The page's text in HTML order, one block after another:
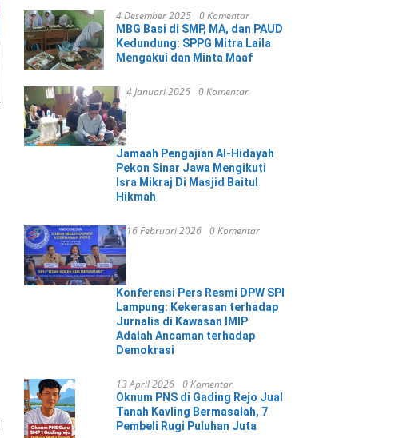
4 Desember 2025 0 Komentar
MBG Basi di SMP, MA, dan PAUD
Kedundung: SPPG Mitra Laila
Mengakui dan Minta Maaf
4 Januari 2026 0 Komentar
Jamaah Pengajian Al-Hidayah
Pekon Sinar Jawa Mengikuti
Isra Mikraj Di Masjid Baitul
Hikmah
16 Februari 2026 0 Komentar
Konferensi Pers Resmi DPW SPI
Lampung: Kekerasan terhadap
Jurnalis di Kawasan IMIP
Adalah Ancaman terhadap
Demokrasi
13 April 2026 0 Komentar
Oknum PNS di Gading Rejo Jual
Tanah Kavling Bermasalah, 7
Pembeli Rugi Puluhan Juta